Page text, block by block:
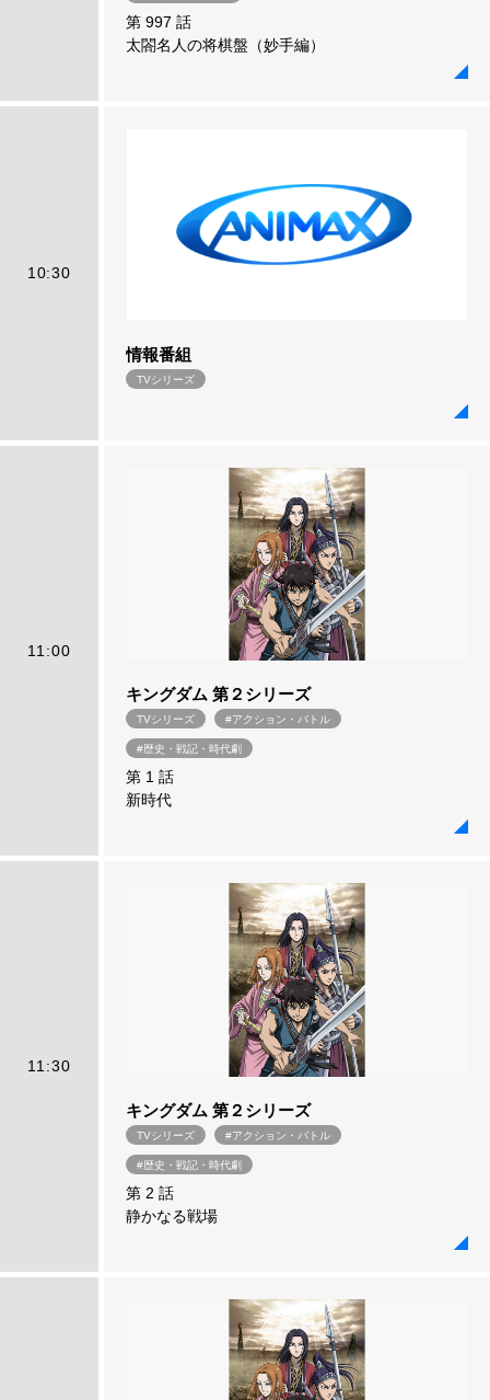
第 997 話
太閤名人の将棋盤（妙手編）
10:30
情報番組
TVシリーズ
11:00
キングダム 第２シリーズ
TVシリーズ #アクション・バトル
#歴史・戦記・時代劇
第 1 話
新時代
11:30
キングダム 第２シリーズ
TVシリーズ #アクション・バトル
#歴史・戦記・時代劇
第 2 話
静かなる戦場